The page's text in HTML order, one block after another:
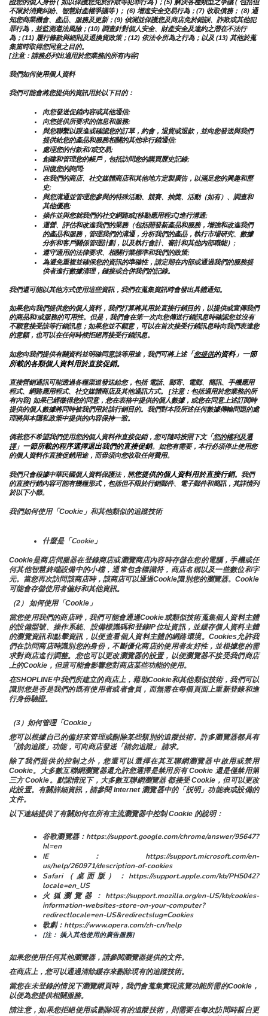
證您的個人身份 ( 如以保護您免於詐欺等犯罪行為 )；(5) 解決各種類型之爭議 ( 包括但
不限於消費糾紛、智慧財產權爭議等 )； (6) 增進安全交易行為；(7) 收取債務； (8) 通
知您商業機會、產品、服務及更新；(9) 偵測並保護您及商店免於錯誤、詐欺或其他犯
罪行為，並監測遵法風險；(10) 調查針對個人安全、財產安全及違約之潛在不法行
為；(11) 履行條款與細則及退換貨政策；(12) 依法令所為之行為；以及 (13) 其他於蒐
集當時取得您同意之目的。
[注意：請務必列出適用於您業務的所有內容]
我們如何使用個人資料
我們可能會將您提供的資訊用於以下目的：
向您發送促銷內容或其他通信;
向您提供所要求的信息和服務;
與您聯繫以跟進或確認您的訂單，約會，退貨或退款，並向您發送與我們
提供給您的產品和服務相關的其他非行銷通信;
處理您的付款和/或交易;
創建和管理您的帳戶，包括訪問您的購買歷史記錄;
回復您的詢問;
在我們的商店、社交媒體商店和其他地方定製廣告，以滿足您的興趣和歷
史;
與您溝通並管理您參與的特殊活動、競賽、抽獎、活動（如有）、調查和
其他優惠;
操作並與您就我們的社交網路或[移動應用程式]進行溝通;
運營、評估和改進我們的業務（包括開發新產品和服務，增強和改進我們
的產品和服務，管理我們的溝通，分析我們的產品，執行市場研究、數據
分析和客戶關係管理計劃，以及執行會計、審計和其他內部職能）;
遵守適用的法律要求、相關行業標準和我們的政策;
為避免重複並確保您的資訊的準確性，請定期在內部或通過我們的服務提
供者進行數據清理，鏈接或合併我們的記錄。
我們還可能以其他方式使用這些資訊，我們在蒐集資訊時會發出具體通知。
如果您向我們提供您的個人資料，我們打算將其用於直接行銷目的，以提供或宣傳我們
的商品和/或服務的可用性。但是，我們會在第一次向您傳送行銷訊息時確認您並沒有
不願意接受該等行銷訊息；如果您並不願意，可以在首次接受行銷訊息時向我們表達您
的意願，也可以在任何時候拒絕再接受行銷訊息。
如您向我們提供有關資料並明確同意該等用途，我們可將上述「您提供的資料」一節
所載的各類個人資料用於直接促銷。
直接營銷通訊可能透過各種渠道發送給您，包括 電話、郵寄、電郵、簡訊、手機應用
程式、網路應用程式、社交媒體商店及其他通訊方式。 [注意：包括適用於您業務的所
有內容] 如果已經徵得您的同意，您在表格中提供的個人數據，或您在同意上述訂閱時
提供的個人數據將同時被我們用於該行銷目的。我們對本段所述任何數據傳輸問題的處
理將與本隱私政策中提供的內容保持一致。
倘若您不希望我們使用您的個人資料作直接促銷，您可隨時按照下文「您的權利及選
擇」一節所載的程序選擇退出我們的直接促銷。如您有需要，本行必須停止使用您
的個人資料作直接促銷用途，而毋須向您收取任何費用。
我們只會根據中華民國個人資料保護法，將您提供的個人資料用於直接行銷。我們
的直接行銷內容可能有幾種形式，包括但不限於行銷郵件、電子郵件和簡訊，其詳情列
於以下小節。
我們如何使用「Cookie」和其他類似的追蹤技術
什麼是「Cookie」
Cookie是商店伺服器在登錄商店或瀏覽商店內容時存儲在您的電腦，手機或任
何其他智慧終端設備中的小檔，通常包含標識符，商店名稱以及一些數位和字
元。當您再次訪問該商店時，該商店可以通過Cookie識別您的瀏覽器。Cookie
可能會存儲使用者偏好和其他資訊。
（2） 如何使用「Cookie」
當您使用我們的商店時，我們可能會通過Cookie或類似技術蒐集個人資料主體
的設備型號、操作系統、設備標識碼和登錄IP位址資訊，並緩存個人資料主體
的瀏覽資訊和點擊資訊，以便查看個人資料主體的網路環境。Cookies允許我
們在訪問商店時識別您的身份，不斷優化商店的使用者友好性，並根據您的需
求對商店進行調整。您也可以更改瀏覽器的設置，以便瀏覽器不接受我們商店
上的Cookie，但這可能會影響您對商店某些功能的使用。
在SHOPLINE中我們所建立的商店上，藉助Cookie和其他類似技術，我們可以
識別您是否是我們的既有使用者或者會員，而無需在每個頁面上重新登錄和進
行身份驗證。
（3）如何管理「Cookie」
您可以根據自己的偏好來管理或刪除某些類別的追蹤技術。許多瀏覽器都具有
「請勿追蹤」功能，可向商店發送「請勿追蹤」 請求。
除了我們提供的控制之外，您還可以選擇在其互聯網瀏覽器中啟用或禁用
Cookie。大多數互聯網瀏覽器還允許您選擇是禁用所有 Cookie 還是僅禁用第
三方 Cookie。默認情況下，大多數互聯網瀏覽器 都接受 Cookie，但可以更改
此設置。有關詳細資訊，請參閱 Internet 瀏覽器中的「説明」功能表或設備的
文件。
以下連結提供了有關如何在所有主流瀏覽器中控制 Cookie 的說明：
谷歌瀏覽器：https://support.google.com/chrome/answer/95647?
hl=en
IE：https://support.microsoft.com/en-
us/help/260971/description-of-cookies
Safari（桌面版）：https://support.apple.com/kb/PH5042?
locale=en_US
火狐瀏覽器：https://support.mozilla.org/en-US/kb/cookies-
information-websites-store-on-your-computer?
redirectlocale=en-US&redirectslug=Cookies
歌劇：https://www.opera.com/zh-cn/help
[注： 插入其他使用的廣告服務]
如果您使用任何其他瀏覽器，請參閱瀏覽器提供的文件。
在商店上，您可以通過清除緩存來刪除現有的追蹤技術。
當您在未登錄的情況下瀏覽網頁時，我們會蒐集實現流覽功能所需的Cookie，
以便為您提供相關服務。
請注意，如果您拒絕使用或刪除現有的追蹤技術，則需要在每次訪問時親自更